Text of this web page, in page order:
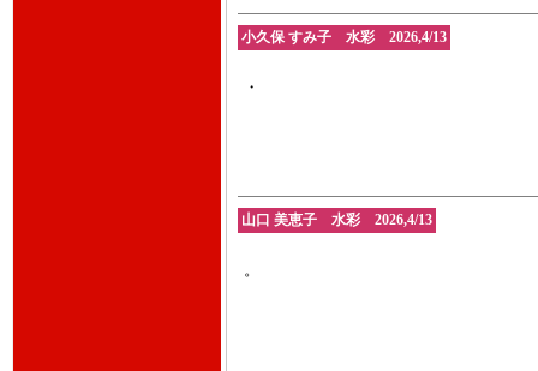
小久保 すみ子 水彩 2026,4/13
・
山口 美恵子 水彩 2026,4/13
。